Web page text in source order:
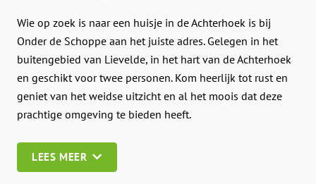
Wie op zoek is naar een huisje in de Achterhoek is bij
Onder de Schoppe aan het juiste adres. Gelegen in het
buitengebied van Lievelde, in het hart van de Achterhoek
en geschikt voor twee personen. Kom heerlijk tot rust en
geniet van het weidse uitzicht en al het moois dat deze
prachtige omgeving te bieden heeft.
LEES MEER